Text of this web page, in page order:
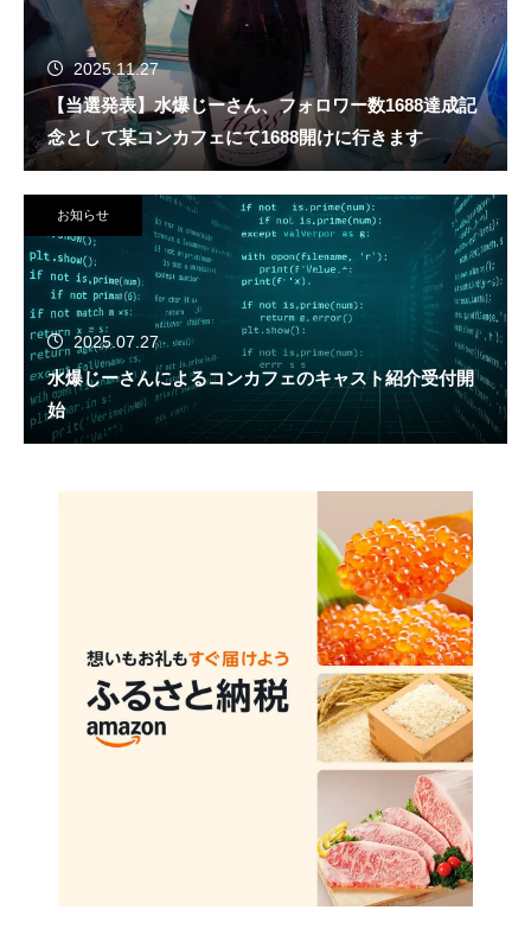
2025.11.27
【当選発表】水爆じーさん、フォロワー数1688達成記
念として某コンカフェにて1688開けに行きます
お知らせ
2025.07.27
水爆じーさんによるコンカフェのキャスト紹介受付開
始